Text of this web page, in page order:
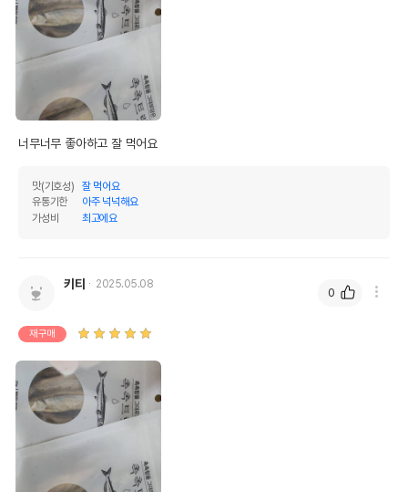
0%
조회분
칼슘
인
오메가3
너무너무 좋아하고 잘 먹어요
맛(기호성)
잘 먹어요
유통기한
아주 넉넉해요
가성비
최고에요
키티 2025.05.08
재구매
0